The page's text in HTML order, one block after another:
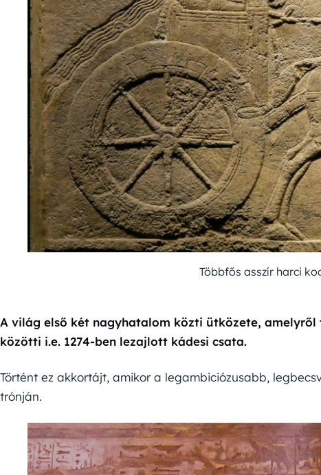
Többfős asszír harci
A világ első két nagyhatalom közti ütközete,
közötti i.e. 1274-ben lezajlott kádesi csata.
Történt ez akkortájt, amikor a legambiciózusabb,
trónján.